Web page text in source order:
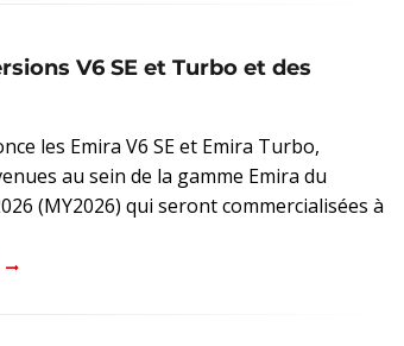
V6 SE et Turbo et des
les Emira V6 SE et Emira Turbo,
au sein de la gamme Emira du
(MY2026) qui seront commercialisées à